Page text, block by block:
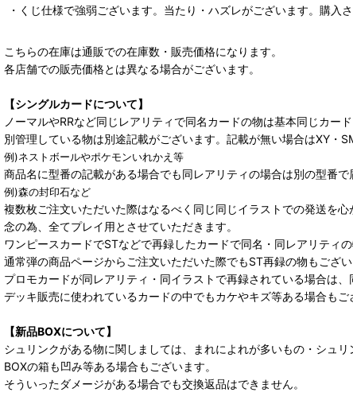
・くじ仕様で強弱ございます。当たり・ハズレがございます。購入
こちらの在庫は通販での在庫数・販売価格になります。
各店舗での販売価格とは異なる場合がございます。
【シングルカードについて】
ノーマルやRRなど同じレアリティで同名カードの物は基本同じカー
別管理している物は別途記載がございます。記載が無い場合はXY・
例)ネストボールやポケモンいれかえ等
商品名に型番の記載がある場合でも同レアリティの場合は別の型番で
例)森の封印石など
複数枚ご注文いただいた際はなるべく同じ同じイラストでの発送を
念の為、全てプレイ用とさせていただきます。
ワンピースカードでSTなどで再録したカードで同名・同レアリティ
通常弾の商品ページからご注文いただいた際でもST再録の物もござい
プロモカードが同レアリティ・同イラストで再録されている場合は、
デッキ販売に使われているカードの中でもカケやキズ等ある場合もご
【新品BOXについて】
シュリンクがある物に関しましては、まれによれが多いもの・シュ
BOXの箱も凹み等ある場合もございます。
そういったダメージがある場合でも交換返品はできません。